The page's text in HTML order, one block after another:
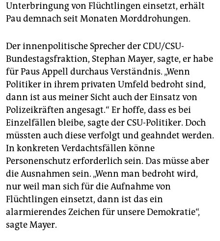
Unterbringung von Flüchtlingen einsetzt, erhält
Pau demnach seit Monaten Morddrohungen.
Der innenpolitische Sprecher der CDU/CSU-
Bundestagsfraktion, Stephan Mayer, sagte, er habe
für Paus Appell durchaus Verständnis. „Wenn
Politiker in ihrem privaten Umfeld bedroht sind,
dann ist aus meiner Sicht auch der Einsatz von
Polizeikräften angesagt.“ Er hoffe, dass es bei
Einzelfällen bleibe, sagte der CSU-Politiker. Doch
müssten auch diese verfolgt und geahndet werden.
In konkreten Verdachtsfällen könne
Personenschutz erforderlich sein. Das müsse aber
die Ausnahmen sein. „Wenn man bedroht wird,
nur weil man sich für die Aufnahme von
Flüchtlingen einsetzt, dann ist das ein
alarmierendes Zeichen für unsere Demokratie“,
sagte Mayer.